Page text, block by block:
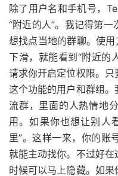
除了用户名和手机号，
“附近的人”。我记得第
想找点当地的群聊。使
下滑，就能看到“附近的
请求你开启定位权限。
这个功能的用户和群组
流群，里面的人热情地
用。如果你也想让别人
里”。这样一来，你的账
就能主动找你。不过好
时候可以马上隐藏。如